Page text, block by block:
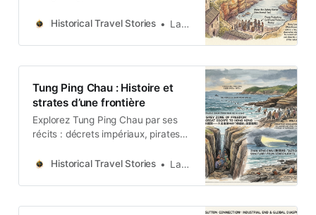
supervivencia. Entre rocas
relatos de piratas, rescates en la
SGM y fugas de la Guerra Fría. Un
humana en los confines del mapa.
Historical Travel Stories Lawrence
Tung Ping Chau : Histoire et
strates d’une frontière
Explorez Tung Ping Chau par ses
récits : décrets impériaux, pirates
géologie de cette sentinelle de
Historical Travel Stories Lawrence